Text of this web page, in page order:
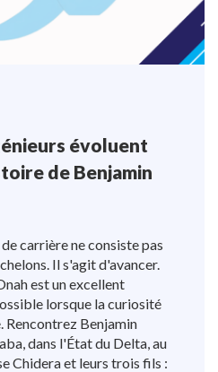
évoluent
de Benjamin
carrière ne consiste pas
Il s'agit d'avancer.
est un excellent
lorsque la curiosité
Benjamin
dans l'État du Delta, au
Chidera et leurs trois fils :